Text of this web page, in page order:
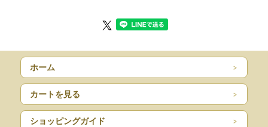
ホーム
カートを見る
ショッピングガイド